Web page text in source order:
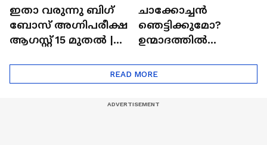
ഇതാ വരുന്നു ബിഗ്
ബോസ് അഗ്നിപരീക്ഷ
ആഗസ്റ്റ് 15 മുതൽ |
ചാക്കോച്ചന്‍
ഞെട്ടിക്കുമോ?
ഉന്മാദത്തിൽ
ന്ത്?| Unmadham
Movie| Kunchacko
READ MORE